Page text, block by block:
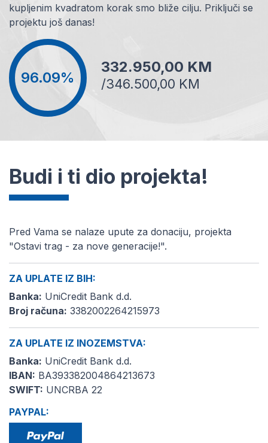
96.09%
332.950,00 KM
/346.500,00 KM
kupljenim kvadratom korak smo bliže cilju. Priključi se
projektu još danas!
Budi i ti dio projekta!
Pred Vama se nalaze upute za donaciju, projekta
"Ostavi trag - za nove generacije!".
ZA UPLATE IZ BIH:
Banka: UniCredit Bank d.d.
Broj računa: 3382002264215973
ZA UPLATE IZ INOZEMSTVA:
Banka: UniCredit Bank d.d.
IBAN: BA393382004864213673
SWIFT: UNCRBA 22
PAYPAL: